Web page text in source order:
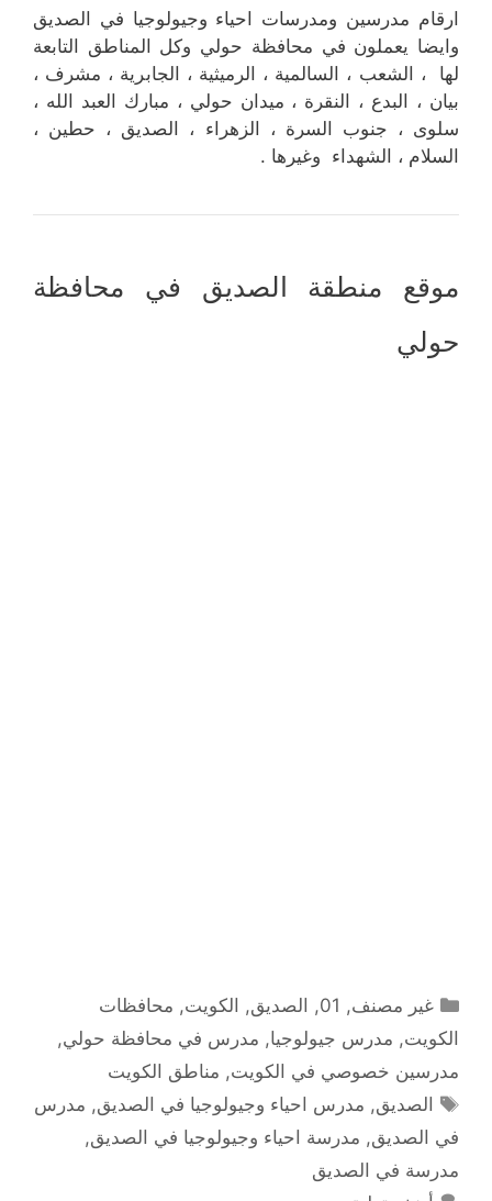
ارقام مدرسين ومدرسات احياء وجيولوجيا في الصديق
وايضا يعملون في محافظة حولي وكل المناطق التابعة
لها ، الشعب ، السالمية ، الرميثية ، الجابرية ، مشرف ،
بيان ، البدع ، النقرة ، ميدان حولي ، مبارك العبد الله ،
سلوى ، جنوب السرة ، الزهراء ، الصديق ، حطين ،
السلام ، الشهداء وغيرها .
موقع منطقة الصديق في محافظة
حولي
التصنيفات
غير مصنف,
01
, الصديق, الكويت, محافظات
الكويت, مدرس جيولوجيا, مدرس في محافظة حولي,
مدرسين خصوصي في الكويت, مناطق الكويت
الوسوم
الصديق, مدرس احياء وجيولوجيا في الصديق, مدرس
في الصديق, مدرسة احياء وجيولوجيا في الصديق,
مدرسة في الصديق